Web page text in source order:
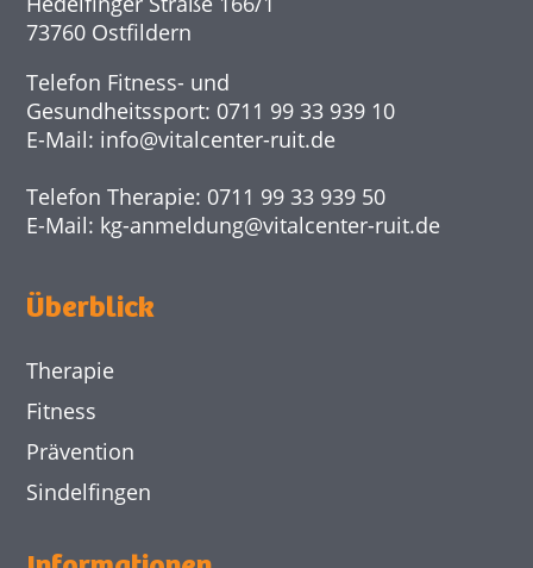
73760 Ostfildern
Telefon Fitness- und
Gesundheitssport: 0711 99 33 939 10
E-Mail: info@vitalcenter-ruit.de
Telefon Therapie: 0711 99 33 939 50
E-Mail: kg-anmeldung@vitalcenter-ruit.de
Überblick
Therapie
Fitness
Prävention
Sindelfingen